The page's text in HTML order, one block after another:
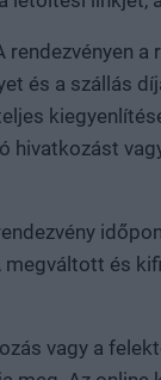
és a szállás
hivatkozást
és
vagy a